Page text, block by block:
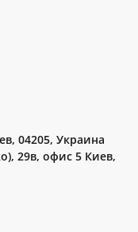
04205, Украина
29в, офис 5 Киев,